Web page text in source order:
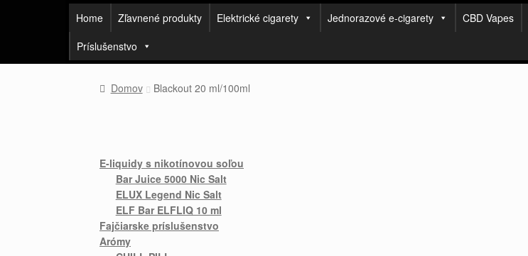
Home Zľavnené produkty Elektrické cigarety Jednorazové e-cigarety CBD Vapes
Príslušenstvo
Domov Blackout 20 ml/100ml
E-liquidy s nikotínovou soľou
Bar Juice 5000 Nic Salt
ELUX Legend Nic Salt
ELF Bar ELFLIQ 10 ml
Fajčiarske príslušenstvo
Arómy